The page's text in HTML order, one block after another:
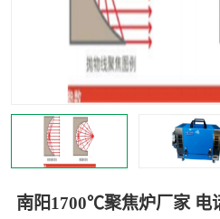
南阳1700℃聚焦炉厂家 电
红外辐射表面材料
快速红外辐射聚焦炉